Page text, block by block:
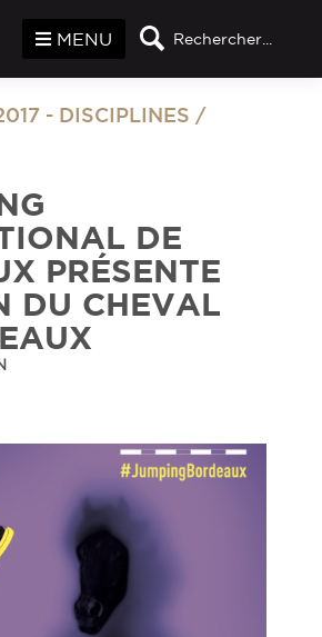
Rechercher...
MENU
- DISCIPLINES /
DE
PRÉSENTE
DU CHEVAL
des cookies